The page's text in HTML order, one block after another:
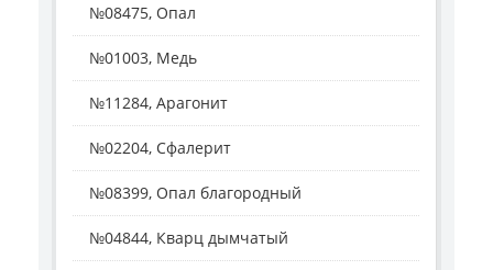
№08475, Опал
№01003, Медь
№11284, Арагонит
№02204, Сфалерит
№08399, Опал благородный
№04844, Кварц дымчатый